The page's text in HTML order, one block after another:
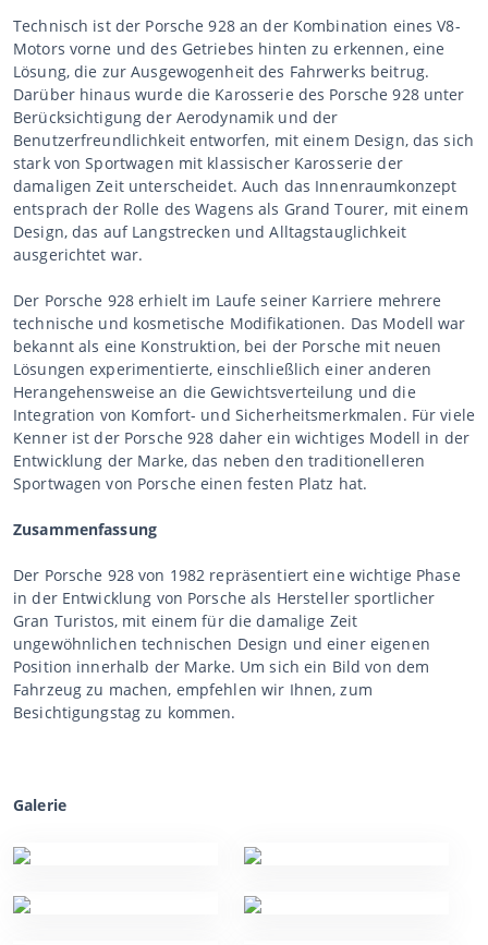
Technisch ist der Porsche 928 an der Kombination eines V8-
Motors vorne und des Getriebes hinten zu erkennen, eine
Lösung, die zur Ausgewogenheit des Fahrwerks beitrug.
Darüber hinaus wurde die Karosserie des Porsche 928 unter
Berücksichtigung der Aerodynamik und der
Benutzerfreundlichkeit entworfen, mit einem Design, das sich
stark von Sportwagen mit klassischer Karosserie der
damaligen Zeit unterscheidet. Auch das Innenraumkonzept
entsprach der Rolle des Wagens als Grand Tourer, mit einem
Design, das auf Langstrecken und Alltagstauglichkeit
ausgerichtet war.
Der Porsche 928 erhielt im Laufe seiner Karriere mehrere
technische und kosmetische Modifikationen. Das Modell war
bekannt als eine Konstruktion, bei der Porsche mit neuen
Lösungen experimentierte, einschließlich einer anderen
Herangehensweise an die Gewichtsverteilung und die
Integration von Komfort- und Sicherheitsmerkmalen. Für viele
Kenner ist der Porsche 928 daher ein wichtiges Modell in der
Entwicklung der Marke, das neben den traditionelleren
Sportwagen von Porsche einen festen Platz hat.
Zusammenfassung
Der Porsche 928 von 1982 repräsentiert eine wichtige Phase
in der Entwicklung von Porsche als Hersteller sportlicher
Gran Turistos, mit einem für die damalige Zeit
ungewöhnlichen technischen Design und einer eigenen
Position innerhalb der Marke. Um sich ein Bild von dem
Fahrzeug zu machen, empfehlen wir Ihnen, zum
Besichtigungstag zu kommen.
Galerie